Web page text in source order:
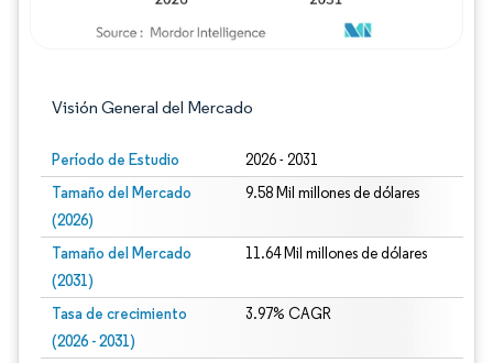
Visión General del Mercado
Período de Estudio 2026 - 2031
Tamaño del Mercado
(2026)
9.58 Mil millones de dólares
Tamaño del Mercado
(2031)
11.64 Mil millones de dólares
Tasa de crecimiento
(2026 - 2031)
3.97% CAGR